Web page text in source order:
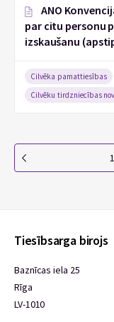
ANO
par citu personu
izskaušanu
Cilvēka pamattiesības
Cilvēku tirdzniecības
1
Tiesībsarga birojs
Baznīcas iela 25
Rīga
LV-1010